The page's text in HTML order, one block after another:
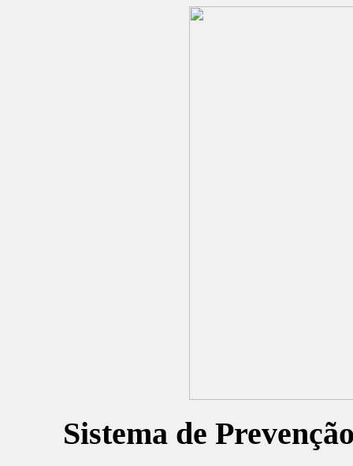
Sistema de